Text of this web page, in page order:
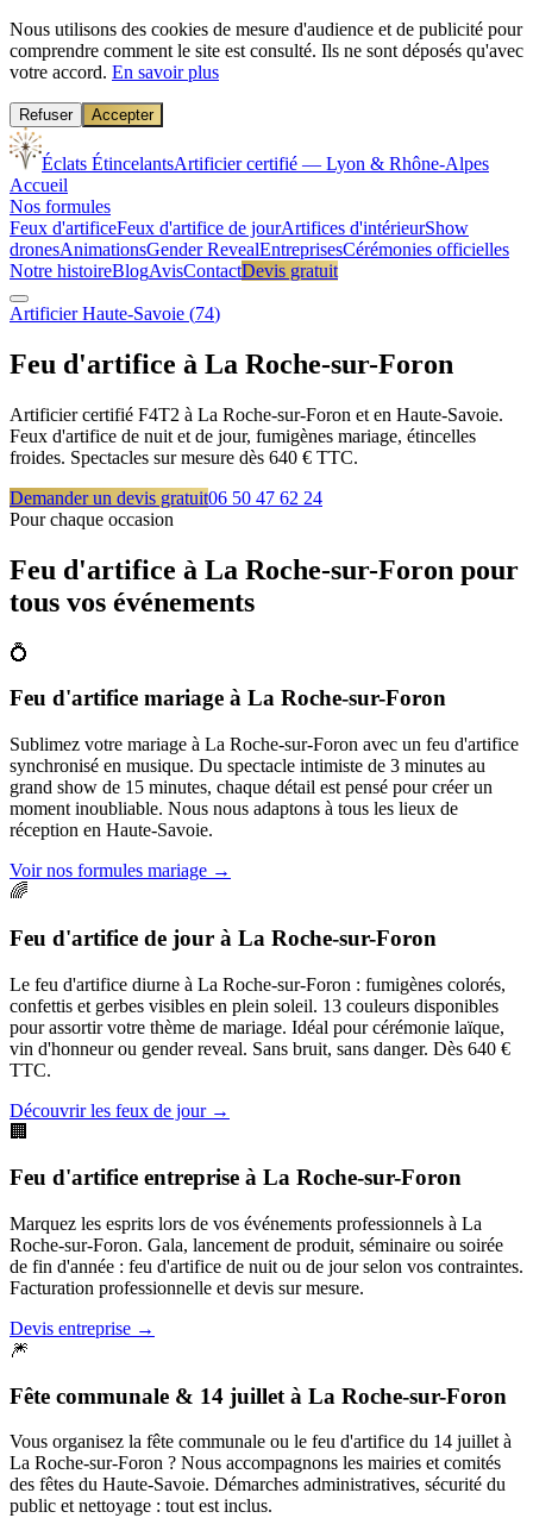
Nous utilisons des cookies de mesure d'audience et de publicité pour
comprendre comment le site est consulté. Ils ne sont déposés qu'avec
votre accord. En savoir plus
Refuser Accepter
Éclats ÉtincelantsArtificier certifié — Lyon & Rhône-Alpes
Accueil
Nos formules
Feux d'artificeFeux d'artifice de jourArtifices d'intérieurShow
dronesAnimationsGender RevealEntreprisesCérémonies officielles
Notre histoireBlogAvisContactDevis gratuit
ArtificierHaute-Savoie (74)
Feu d'artifice à La Roche-sur-Foron
Artificier certifié F4T2 à La Roche-sur-Foron et en Haute-Savoie.
Feux d'artifice de nuit et de jour, fumigènes mariage, étincelles
froides. Spectacles sur mesure dès 640 € TTC.
Demander un devis gratuit06 50 47 62 24
Pour chaque occasion
Feu d'artifice à La Roche-sur-Foron pour
tous vos événements
💍
Feu d'artifice mariage à La Roche-sur-Foron
Sublimez votre mariage à La Roche-sur-Foron avec un feu d'artifice
synchronisé en musique. Du spectacle intimiste de 3 minutes au
grand show de 15 minutes, chaque détail est pensé pour créer un
moment inoubliable. Nous nous adaptons à tous les lieux de
réception en Haute-Savoie.
Voir nos formules mariage →
🌈
Feu d'artifice de jour à La Roche-sur-Foron
Le feu d'artifice diurne à La Roche-sur-Foron : fumigènes colorés,
confettis et gerbes visibles en plein soleil. 13 couleurs disponibles
pour assortir votre thème de mariage. Idéal pour cérémonie laïque,
vin d'honneur ou gender reveal. Sans bruit, sans danger. Dès 640 €
TTC.
Découvrir les feux de jour→
🏢
Feu d'artifice entreprise à La Roche-sur-Foron
Marquez les esprits lors de vos événements professionnels à La
Roche-sur-Foron. Gala, lancement de produit, séminaire ou soirée
de fin d'année : feu d'artifice de nuit ou de jour selon vos contraintes.
Facturation professionnelle et devis sur mesure.
Devis entreprise →
🎆
Fête communale & 14 juillet à La Roche-sur-Foron
Vous organisez la fête communale ou le feu d'artifice du 14 juillet à
La Roche-sur-Foron ? Nous accompagnons les mairies et comités
des fêtes du Haute-Savoie. Démarches administratives, sécurité du
public et nettoyage : tout est inclus.